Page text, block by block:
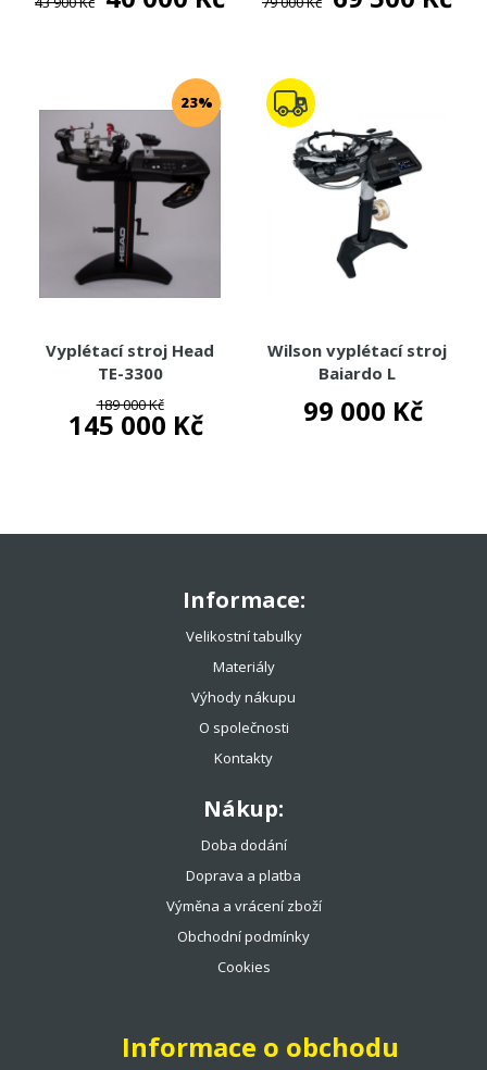
DOPLŇKY
VITAMÍNY
TOTÁLNÍ VÝPRODEJ %%%
23%
Vyplétací stroj Head
TE-3300
189 000 Kč
145 000 Kč
Wilson vyplétací stroj
Baiardo L
99 000 Kč
Informace:
Velikostní tabulky
Materiály
Výhody nákupu
O společnosti
Kontakty
Nákup:
Doba dodání
Doprava a platba
Výměna a vrácení zboží
Obchodní podmínky
Cookies
Informace o obchodu